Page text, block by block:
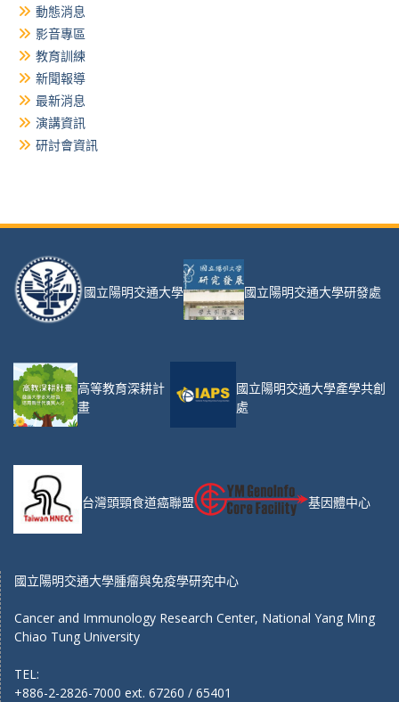
動態消息
影音專區
教育訓練
新聞報導
最新消息
演講資訊
研討會資訊
國立陽明交通大學 國立陽明交通大學研發處
高等教育深耕計
畫
國立陽明交通大學產學共創
處
台灣頭頸食道癌聯盟 基因體中心
國立陽明交通大學腫瘤與免疫學研究中心
Cancer and Immunology Research Center, National Yang Ming
Chiao Tung University
TEL:
+886-2-2826-7000 ext. 67260 / 65401